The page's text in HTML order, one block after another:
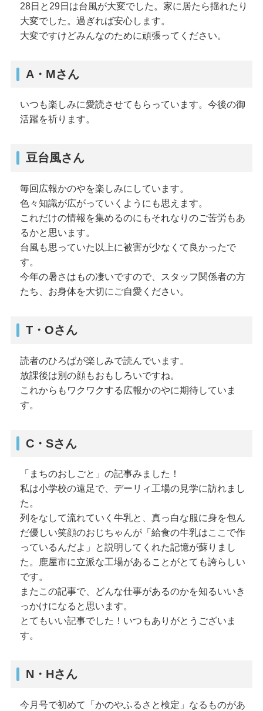
28日と29日は台風が大変でした。家に居たら揺れたり
大変でした。過ぎれば安心します。
大変ですけどみんなのために頑張ってください。
A・Mさん
いつも楽しみに愛読させてもらっています。今後の御
活躍を祈ります。
豆台風さん
毎回広報かのやを楽しみにしています。
色々知識が広がっていくようにも思えます。
これだけの情報を集めるのにもそれなりのご苦労もあ
るかと思います。
台風も思っていた以上に被害が少なくて良かったで
す。
今年の暑さはもの凄いですので、スタッフ関係者の方
たち、お身体を大切にご自愛ください。
T・Oさん
読者のひろばが楽しみで読んでいます。
放課後は別の顔もおもしろいですね。
これからもワクワクする広報かのやに期待していま
す。
C・Sさん
「まちのおしごと」の記事みました！
私は小学校の遠足で、デーリィ工場の見学に訪れまし
た。
列をなして流れていく牛乳と、真っ白な服に身を包ん
だ優しい笑顔のおじちゃんが「給食の牛乳はここで作
っているんだよ」と説明してくれた記憶が蘇りまし
た。鹿屋市に立派な工場があることがとても誇らしい
です。
またこの記事で、どんな仕事があるのかを知るいいき
っかけになると思います。
とてもいい記事でした！いつもありがとうございま
す。
N・Hさん
今月号で初めて「かのやふるさと検定」なるものがあ